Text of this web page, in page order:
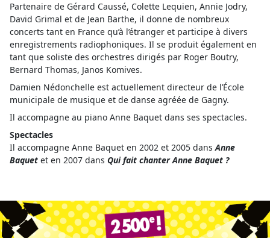
Partenaire de Gérard Caussé, Colette Lequien, Annie Jodry,
David Grimal et de Jean Barthe, il donne de nombreux
concerts tant en France qu’à l’étranger et participe à divers
enregistrements radiophoniques. Il se produit également en
tant que soliste des orchestres dirigés par Roger Boutry,
Bernard Thomas, Janos Komives.
Damien Nédonchelle est actuellement directeur de l’École
municipale de musique et de danse agréée de Gagny.
Il accompagne au piano Anne Baquet dans ses spectacles.
Spectacles
Il accompagne Anne Baquet en 2002 et 2005 dans Anne
Baquet et en 2007 dans Qui fait chanter Anne Baquet ?